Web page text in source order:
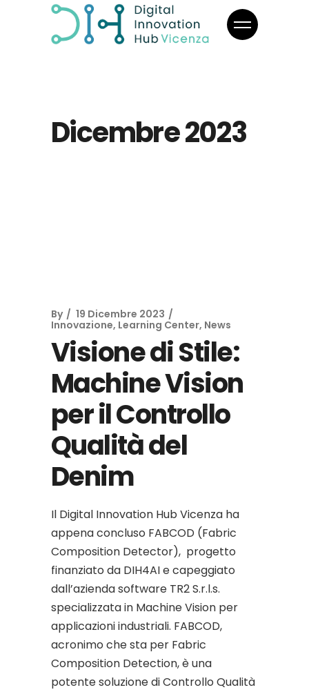
Dicembre 2023
By
19 Dicembre 2023
Innovazione, Learning Center, News
Visione di Stile:
Machine Vision
per il Controllo
Qualità del
Denim
Il Digital Innovation Hub Vicenza ha
appena concluso FABCOD (Fabric
Composition Detector), progetto
finanziato da DIH4AI e capeggiato
dall’azienda software TR2 S.r.l.s.
specializzata in Machine Vision per
applicazioni industriali. FABCOD,
acronimo che sta per Fabric
Composition Detection, è una
potente soluzione di Controllo Qualità